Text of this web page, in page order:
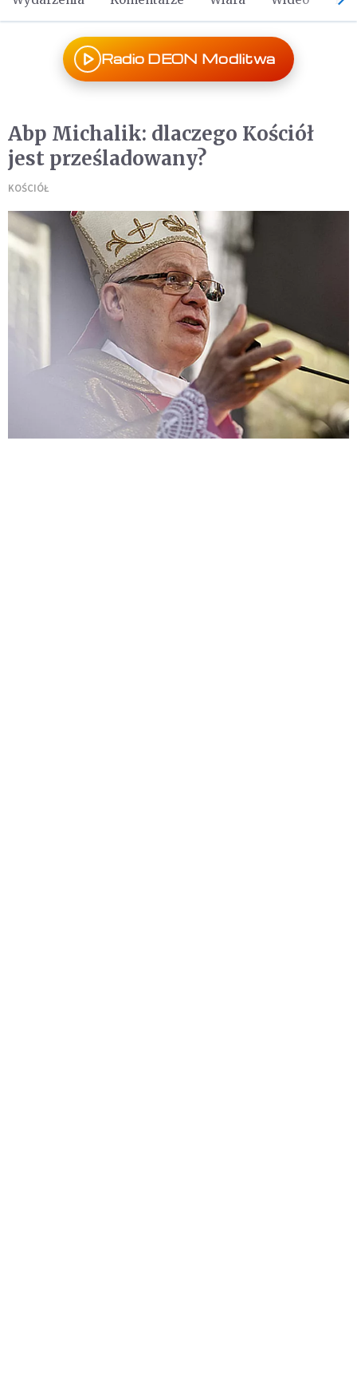
Radio DEON Modlitwa
Abp Michalik: dlaczego Kościół
jest prześladowany?
KOŚCIÓŁ